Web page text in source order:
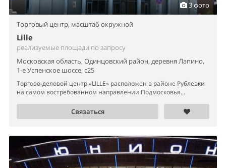
3 фото
Торговый центр, масштаб окружной
Lille
реализуемые площади по запросу
Московская область, Одинцовский район, деревня Лапино,
1-е Успенское шоссе, с25
Торгово-деловой центр «LILLE» расположен в районе Рублевки
на самом востребованном направлении Подмосковья...
Связаться